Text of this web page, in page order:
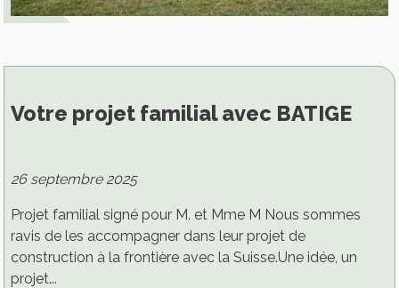
Votre projet familial avec BATIGE
26 septembre 2025
Projet familial signé pour M. et Mme M Nous sommes
ravis de les accompagner dans leur projet de
construction à la frontière avec la Suisse.Une idée, un
projet...